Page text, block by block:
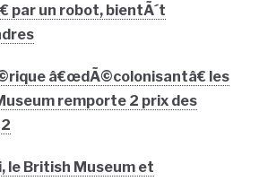
par un robot, bientÃ´t
â€œdÃ©colonisantâ€ les
remporte 2 prix des
le British Museum et